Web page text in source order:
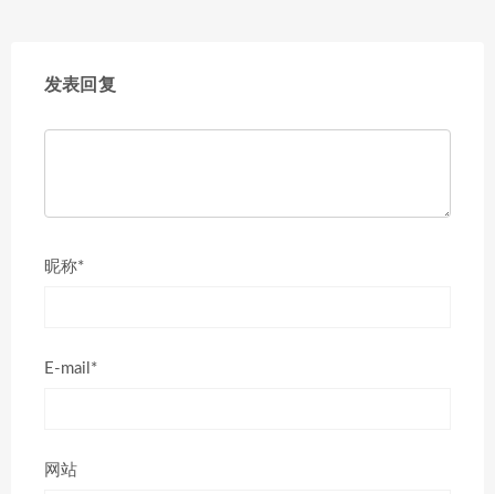
发表回复
昵称*
E-mail*
网站